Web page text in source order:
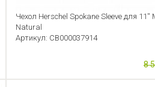
Чехол Herschel Spokane Sleeve для 11''
Natural
Артикул: CB000037914
8